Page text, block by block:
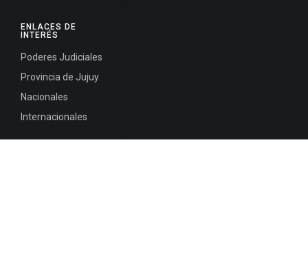
ENLACES DE
INTERÉS
Poderes Judiciales
Provincia de Jujuy
Nacionales
Internacionales